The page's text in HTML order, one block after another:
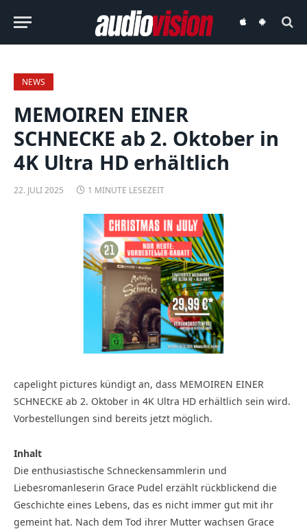
audiovisionaudiovision
NEWS
MEMOIREN EINER
SCHNECKE ab 2. Oktober in
4K Ultra HD erhältlich
22. JULI 2025 1 MINUTE LESEZEIT
capelight pictures kündigt an, dass MEMOIREN EINER
SCHNECKE ab 2. Oktober in 4K Ultra HD erhältlich sein wird.
Vorbestellungen sind bereits jetzt möglich.
Inhalt
Die enthusiastische Schneckensammlerin und
Liebesromanleserin Grace Pudel erzählt rückblickend die
Geschichte eines Lebens, das es nicht immer gut mit ihr
gemeint hat. Nach dem Tod ihrer Mutter wachsen Grace